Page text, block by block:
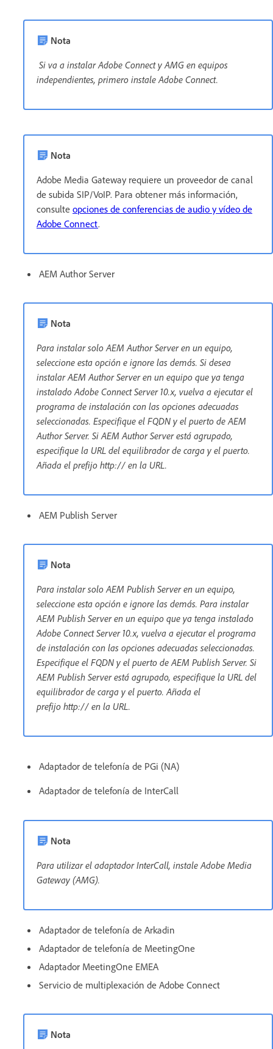
Nota
Si va a instalar Adobe Connect y AMG en equipos
independientes, primero instale Adobe Connect.
Nota
Adobe Media Gateway requiere un proveedor de canal
de subida SIP/VoIP. Para obtener más información,
consulte opciones de conferencias de audio y vídeo de
Adobe Connect.
AEM Author Server
Nota
Para instalar solo AEM Author Server en un equipo,
seleccione esta opción e ignore las demás. Si desea
instalar AEM Author Server en un equipo que ya tenga
instalado Adobe Connect Server 10.x, vuelva a ejecutar el
programa de instalación con las opciones adecuadas
seleccionadas. Especifique el FQDN y el puerto de AEM
Author Server. Si AEM Author Server está agrupado,
especifique la URL del equilibrador de carga y el puerto.
Añada el prefijo http:// en la URL.
AEM Publish Server
Nota
Para instalar solo AEM Publish Server en un equipo,
seleccione esta opción e ignore las demás. Para instalar
AEM Publish Server en un equipo que ya tenga instalado
Adobe Connect Server 10.x, vuelva a ejecutar el programa
de instalación con las opciones adecuadas seleccionadas.
Especifique el FQDN y el puerto de AEM Publish Server. Si
AEM Publish Server está agrupado, especifique la URL del
equilibrador de carga y el puerto. Añada el
prefijo http:// en la URL.
Adaptador de telefonía de PGi (NA)
Adaptador de telefonía de InterCall
Nota
Para utilizar el adaptador InterCall, instale Adobe Media
Gateway (AMG).
Adaptador de telefonía de Arkadin
Adaptador de telefonía de MeetingOne
Adaptador MeetingOne EMEA
Servicio de multiplexación de Adobe Connect
Nota